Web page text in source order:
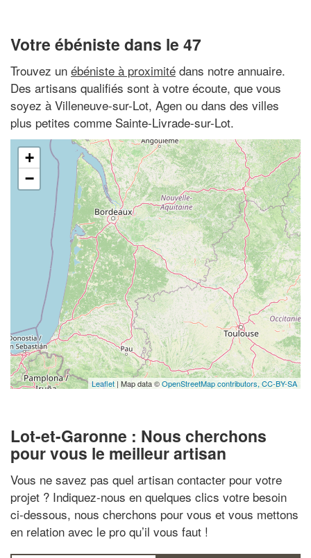
Votre ébéniste dans le 47
Trouvez un ébéniste à proximité dans notre annuaire.
Des artisans qualifiés sont à votre écoute, que vous
soyez à Villeneuve-sur-Lot, Agen ou dans des villes
plus petites comme Sainte-Livrade-sur-Lot.
+
−
Leaflet | Map data ©OpenStreetMap contributors, CC-BY-SA
Lot-et-Garonne : Nous cherchons
pour vous le meilleur artisan
Vous ne savez pas quel artisan contacter pour votre
projet ? Indiquez-nous en quelques clics votre besoin
ci-dessous, nous cherchons pour vous et vous mettons
en relation avec le pro qu’il vous faut !